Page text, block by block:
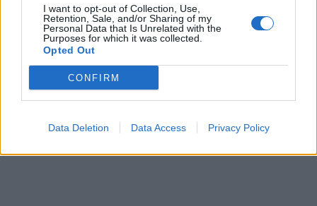
I want to opt-out of Collection, Use,
Retention, Sale, and/or Sharing of my
Personal Data that Is Unrelated with the
Purposes for which it was collected.
Opted Out
CONFIRM
Data Deletion Data Access Privacy Policy